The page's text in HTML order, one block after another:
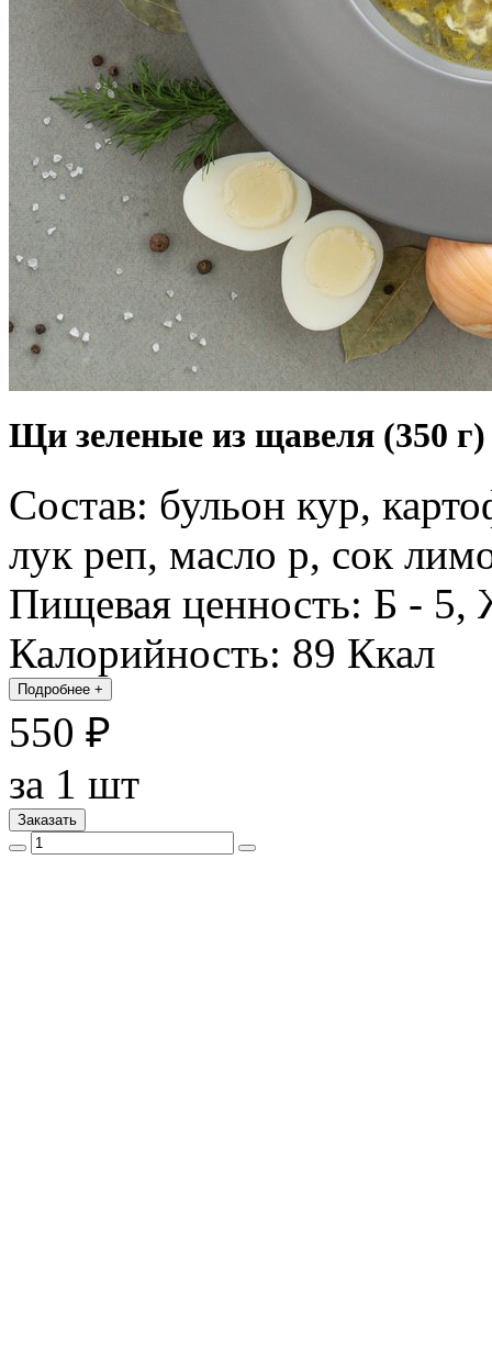
Щи зеленые из щавеля (350 г)
Состав: бульон кур,
лук реп, масло р, сок
Пищевая ценность: Б -
Калорийность: 89 Ккал
Подробнее +
550 ₽
за 1 шт
Заказать